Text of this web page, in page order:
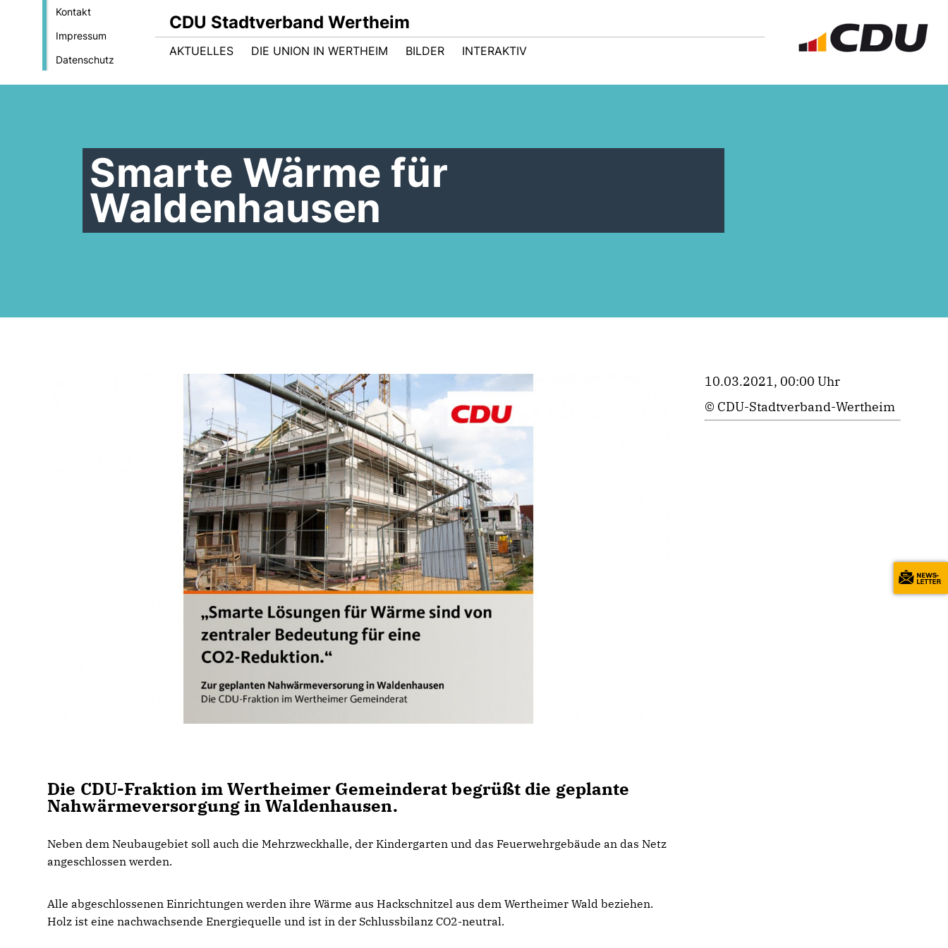
Kontakt
Impressum
Datenschutz
CDU Stadtverband Wertheim
AKTUELLES DIE UNION IN WERTHEIM BILDER INTERAKTIV
Smarte Wärme für
Waldenhausen
Die CDU-Fraktion im Wertheimer Gemeinderat begrüßt die geplante
Nahwärmeversorgung in Waldenhausen.
Neben dem Neubaugebiet soll auch die Mehrzweckhalle, der Kindergarten und das Feuerwehrgebäude an das Netz
angeschlossen werden.
Alle abgeschlossenen Einrichtungen werden ihre Wärme aus Hackschnitzel aus dem Wertheimer Wald beziehen.
Holz ist eine nachwachsende Energiequelle und ist in der Schlussbilanz CO2-neutral.
10.03.2021, 00:00 Uhr
© CDU-Stadtverband-Wertheim